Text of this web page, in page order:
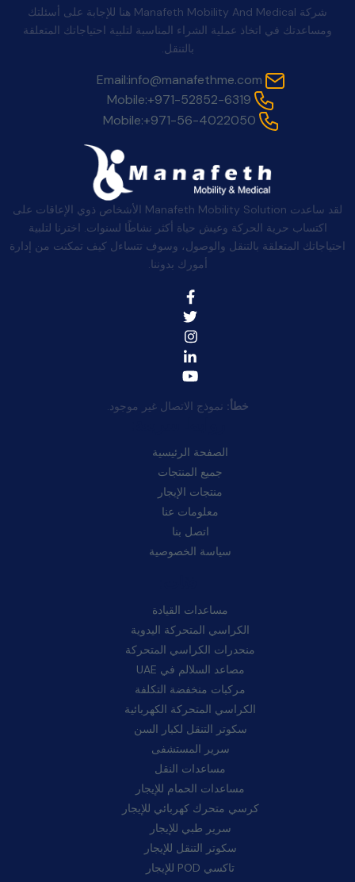
شركة Manafeth Mobility And Medical هنا للإجابة على أسئلتك
ومساعدتك في اتخاذ عملية الشراء المناسبة لتلبية احتياجاتك المتعلقة
بالتنقل.
Email:info@manafethme.com
Mobile:+971-52852-6319
Mobile:+971-56-4022050
لقد ساعدت Manafeth Mobility Solution الأشخاص ذوي الإعاقات على
اكتساب حرية الحركة وعيش حياة أكثر نشاطًا لسنوات. اخترنا لتلبية
احتياجاتك المتعلقة بالتنقل والوصول، وسوف تتساءل كيف تمكنت من إدارة
أمورك بدوننا.
خطأ: نموذج الاتصال غير موجود.
الصفحة الرئيسية
جميع المنتجات
منتجات الإيجار
معلومات عنا
اتصل بنا
سياسة الخصوصية
مساعدات القيادة
الكراسي المتحركة اليدوية
منحدرات الكراسي المتحركة
مصاعد السلالم في UAE
مركبات منخفضة التكلفة
الكراسي المتحركة الكهربائية
سكوتر التنقل لكبار السن
سرير المستشفى
مساعدات النقل
مساعدات الحمام للإيجار
كرسي متحرك كهربائي للإيجار
سرير طبي للإيجار
سكوتر التنقل للإيجار
تاكسي POD للإيجار